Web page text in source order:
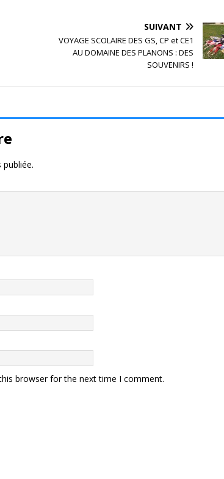
SUIVANT
VOYAGE SCOLAIRE DES GS, CP et CE1
AU DOMAINE DES PLANONS : DES
SOUVENIRS !
browser for the next time I comment.